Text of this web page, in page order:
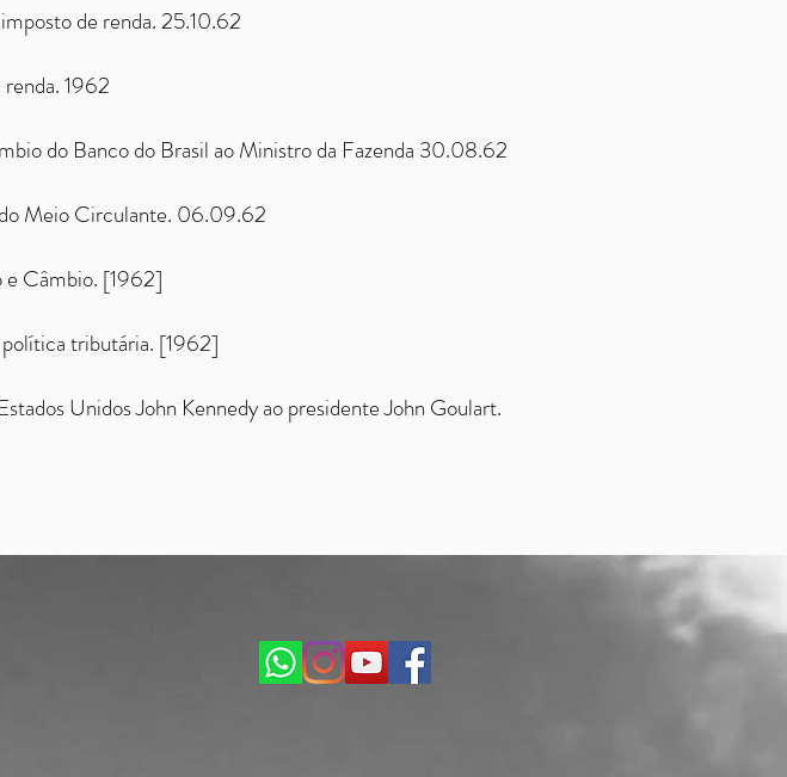
de renda. 25.10.62
1962
Banco do Brasil ao Ministro da Fazenda 30.08.62
Meio Circulante. 06.09.62
e Câmbio. [1962]
política tributária. [1962]
Unidos John Kennedy ao presidente John Goulart.